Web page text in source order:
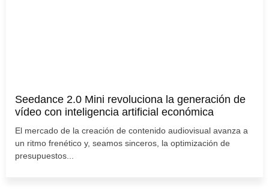
Seedance 2.0 Mini revoluciona la generación de
vídeo con inteligencia artificial económica
El mercado de la creación de contenido audiovisual avanza a
un ritmo frenético y, seamos sinceros, la optimización de
presupuestos...